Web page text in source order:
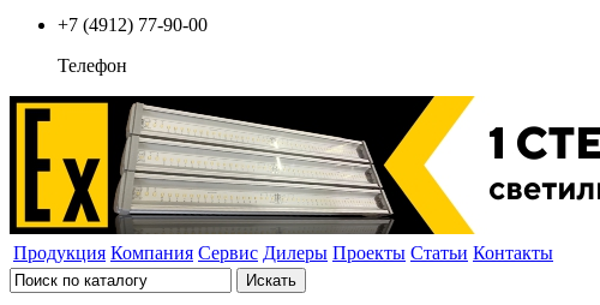
+7 (4912) 77-90-00
Телефон
Продукция Компания Сервис Дилеры Проекты Статьи Контакты